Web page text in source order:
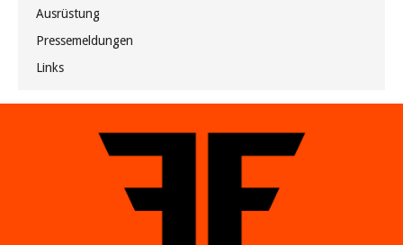
Ausrüstung
Pressemeldungen
Links